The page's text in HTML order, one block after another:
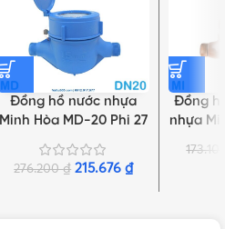
Đồng hồ nước nhựa
Minh Hòa MD-20 Phi 27
276.200₫ 215.676₫
Đồng
nhựa